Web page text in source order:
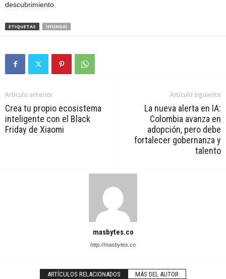
descubrimiento.
ETIQUETAS HYUNDAI
Artículo anterior
Crea tu propio ecosistema
inteligente con el Black
Friday de Xiaomi
Artículo siguiente
La nueva alerta en IA:
Colombia avanza en
adopción, pero debe
fortalecer gobernanza y
talento
masbytes.co
http://masbytes.co
ARTÍCULOS RELACIONADOS MÁS DEL AUTOR